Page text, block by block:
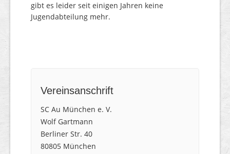
gibt es leider seit einigen Jahren keine
Jugendabteilung mehr.
Vereinsanschrift
SC Au München e. V.
Wolf Gartmann
Berliner Str. 40
80805 München